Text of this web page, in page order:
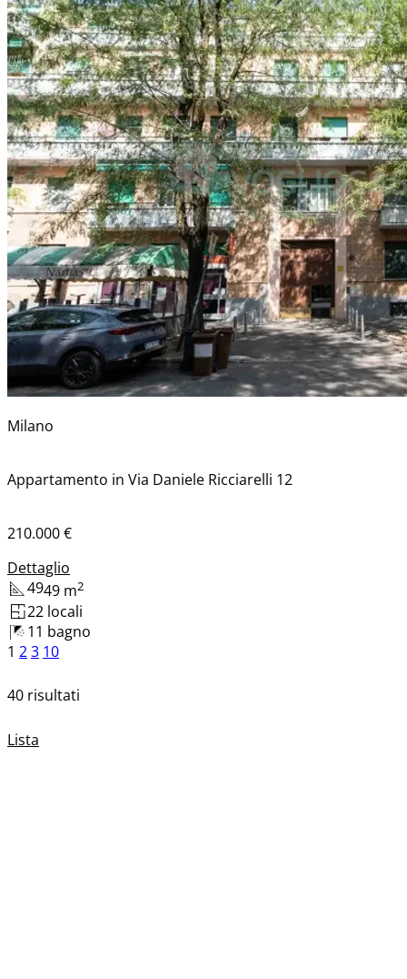
Milano
Appartamento in Via Daniele Ricciarelli 12
210.000 €
Dettaglio
4949 m2
22 locali
11 bagno
1 23 10
40 risultati
Lista